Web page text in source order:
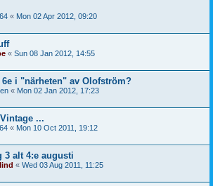
« Mon 02 Apr 2012, 09:20
« Sun 08 Jan 2012, 14:55
6e i "närheten" av Olofström?
« Mon 02 Jan 2012, 17:23
...
« Mon 10 Oct 2011, 19:12
3 alt 4:e augusti
« Wed 03 Aug 2011, 11:25